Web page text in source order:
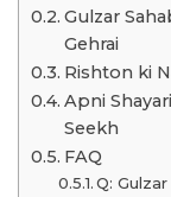
Gulzar
Gehrai
Rishton ki
Apni
Seekh
FAQ
Q: